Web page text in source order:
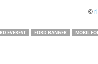
©
EVEREST FORD RANGER MOBIL